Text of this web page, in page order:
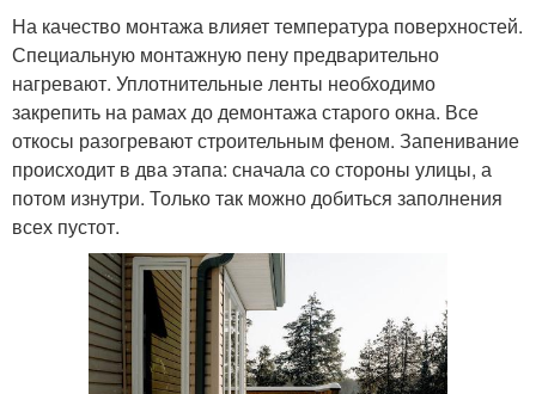
На качество монтажа влияет температура поверхностей.
Специальную монтажную пену предварительно
нагревают. Уплотнительные ленты необходимо
закрепить на рамах до демонтажа старого окна. Все
откосы разогревают строительным феном. Запенивание
происходит в два этапа: сначала со стороны улицы, а
потом изнутри. Только так можно добиться заполнения
всех пустот.